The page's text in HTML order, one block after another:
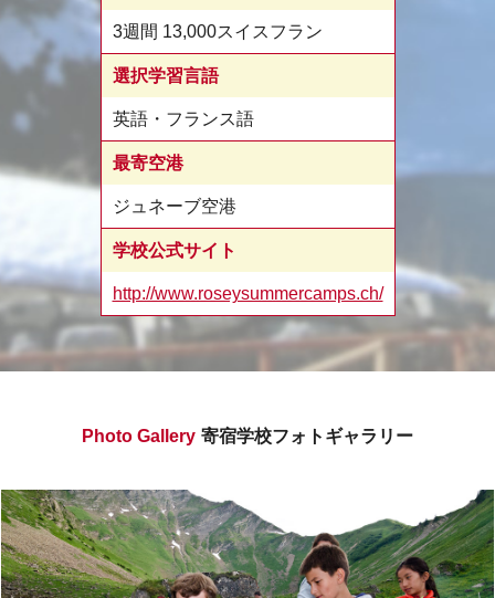
3週間 13,000スイスフラン
選択学習言語
英語・フランス語
最寄空港
ジュネーブ空港
学校公式サイト
http://www.roseysummercamps.ch/
Photo Gallery 寄宿学校フォトギャラリー